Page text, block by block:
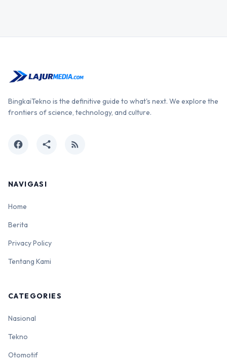
BingkaiTekno is the definitive guide to what's next. We explore the
frontiers of science, technology, and culture.
facebook share rss_feed
NAVIGASI
Home
Berita
Privacy Policy
Tentang Kami
CATEGORIES
Nasional
Tekno
Otomotif